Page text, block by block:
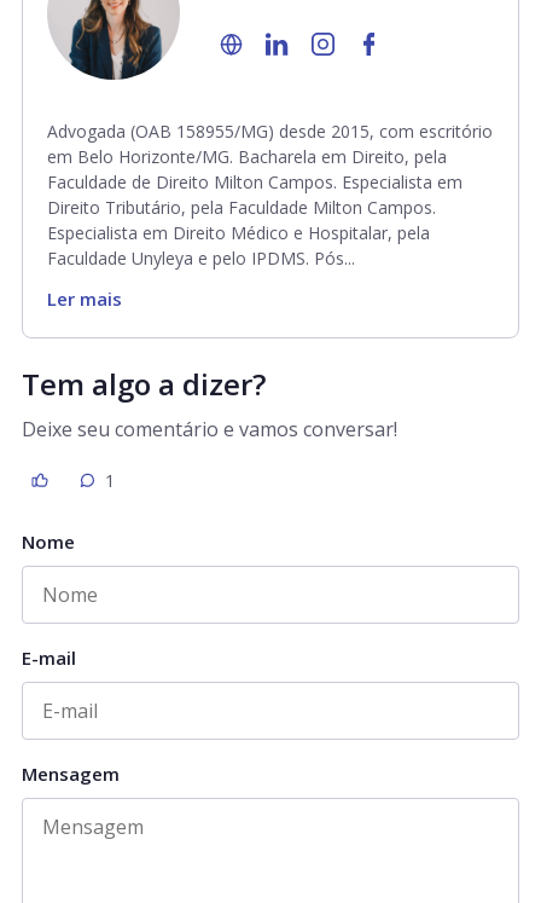
Advogada (OAB 158955/MG) desde 2015, com escritório
em Belo Horizonte/MG. Bacharela em Direito, pela
Faculdade de Direito Milton Campos. Especialista em
Direito Tributário, pela Faculdade Milton Campos.
Especialista em Direito Médico e Hospitalar, pela
Faculdade Unyleya e pelo IPDMS. Pós...
Ler mais
Tem algo a dizer?
Deixe seu comentário e vamos conversar!
1
Nome
E-mail
Mensagem